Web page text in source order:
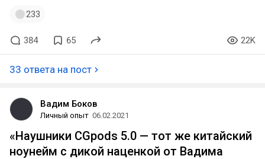
233
384 65 22K
33 ответа на пост
Вадим Боков
Личный опыт 06.02.2021
«Наушники CGpods 5.0 — тот же китайский
ноунейм с дикой наценкой от Вадима